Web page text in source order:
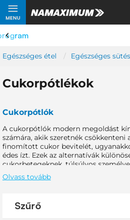
MENU
Egészséges étel Egészséges
Cukorpótlékok
Cukorpótlók
A cukorpótlók modern megoldást
számára, akik szeretnék csökkenteni
finomított cukor bevitelét,
édes ízt. Ezek az alternatívák
cukorbetegeknek, túlsúlyos
egészségesebb életet szeretnének
és mesterséges édesítőszerek széles
cukoralkoholok – például
Olvass tovább
Szűrő